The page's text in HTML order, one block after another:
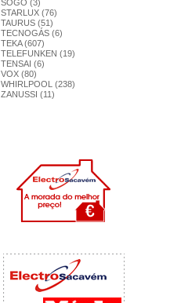
SOGO (3)
STARLUX (76)
TAURUS (51)
TECNOGÁS (6)
TEKA (607)
TELEFUNKEN (19)
TENSAI (6)
VOX (80)
WHIRLPOOL (238)
ZANUSSI (11)